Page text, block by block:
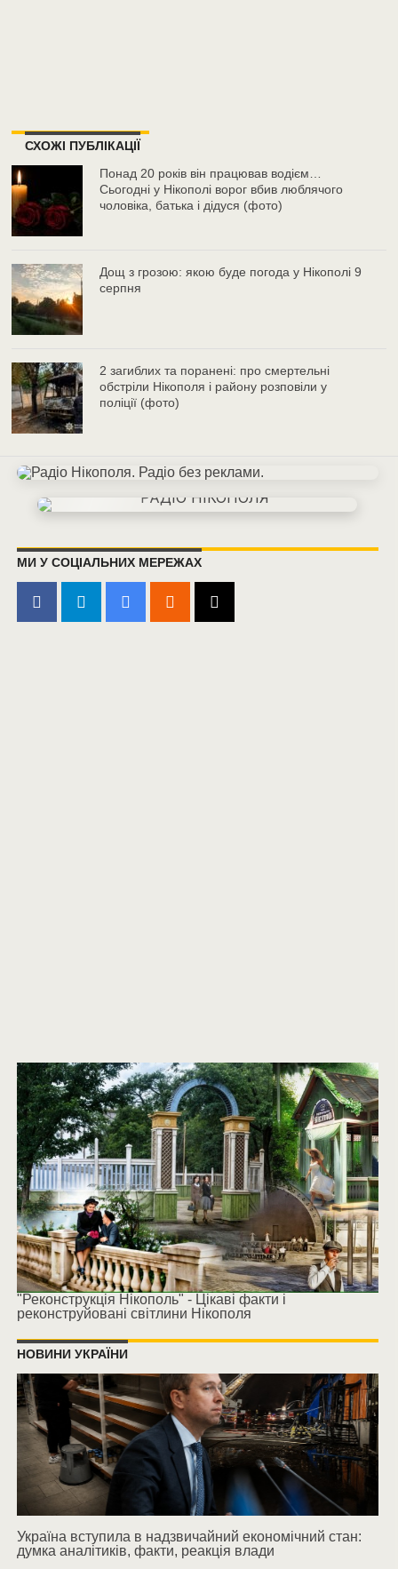
СХОЖІ ПУБЛІКАЦІЇ
Понад 20 років він працював водієм…
Сьогодні у Нікополі ворог вбив люблячого
чоловіка, батька і дідуся (фото)
Дощ з грозою: якою буде погода у Нікополі 9
серпня
2 загиблих та поранені: про смертельні
обстріли Нікополя і району розповіли у
поліції (фото)
МИ У СОЦІАЛЬНИХ МЕРЕЖАХ
"Реконструкція Нікополь" - Цікаві факти і
реконструйовані світлини Нікополя
НОВИНИ УКРАЇНИ
Україна вступила в надзвичайний економічний стан:
думка аналітиків, факти, реакція влади